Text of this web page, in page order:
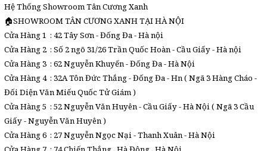
Hệ Thống Showroom Tân Cương Xanh
🏠SHOWROOM TÂN CƯƠNG XANH TẠI HÀ NỘI
Cửa Hàng 1 : 42 Tây Sơn - Đống Đa - Hà nội
Cửa Hàng 2 : Số 2 ngõ 31/26 Trần Quốc Hoàn - Cầu Giấy - Hà nội
Cửa Hàng 3 : 62 Nguyễn Khuyến - Đống Đa - Hà Nội
Cửa Hàng 4 : 32A Tôn Đức Thắng - Đống Đa - Hn ( Ngã 3 Hàng Cháo -
Đối Diện Văn Miếu Quốc Tử Giám )
Cửa Hàng 5 : 52 Nguyễn Văn Huyên - Cầu Giấy - Hà Nội ( Ngã 3 Cầu
Giấy - Nguyễn Văn Huyên )
Cửa Hàng 6 : 27 Nguyễn Ngọc Nại - Thanh Xuân - Hà Nội